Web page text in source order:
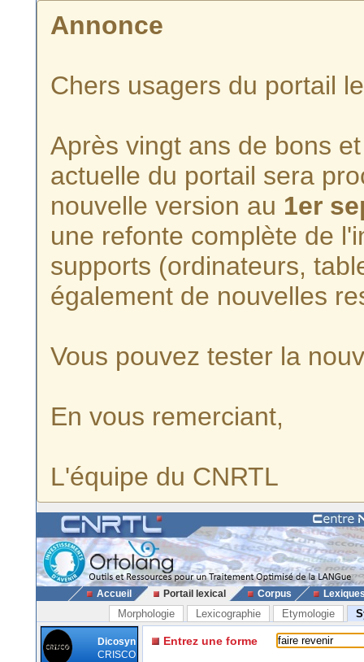
Annonce
Chers usagers du portail
Après vingt ans de bons
actuelle du portail sera
nouvelle version au 1er
une refonte complète de
supports (ordinateurs,
également de nouvelles
Vous pouvez tester la
En vous remerciant,
L'équipe du CNRTL
Accueil Portail lexical Corpus
Morphologie Lexicographie Etymologie
Dicosyn
CRISCO
Entrez une forme